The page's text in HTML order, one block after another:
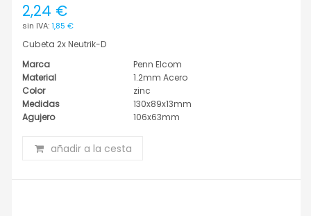
2,24 €
1,85 €
Cubeta 2x Neutrik-D
Marca
Penn Elcom
Material
1.2mm Acero
Color
zinc
Medidas
130x89x13mm
Agujero
106x63mm
añadir a la cesta